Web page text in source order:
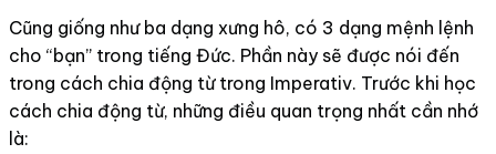
Cũng giống như ba dạng xưng hô, có 3 dạng mệnh lệnh
cho “bạn” trong tiếng Đức. Phần này sẽ được nói đến
trong cách chia động từ trong Imperativ. Trước khi học
cách chia động từ, những điều quan trọng nhất cần nhớ
là: